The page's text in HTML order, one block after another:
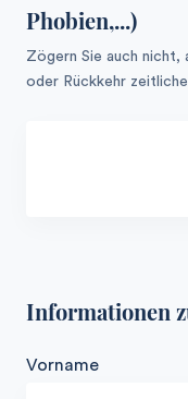
Phobien,...)
Zögern Sie auch nicht,
oder Rückkehr zeitliche
Informationen
Vorname